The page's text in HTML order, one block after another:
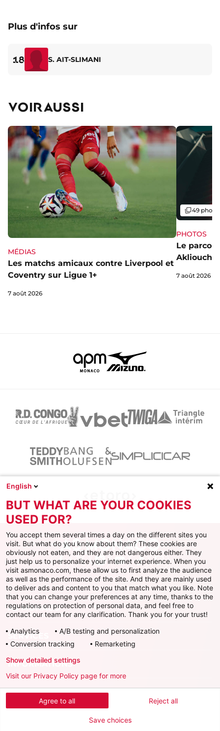
Plus d'infos sur
18 S. AIT-SLIMANI
VOIR AUSSI
MÉDIAS
Les matchs amicaux contre Liverpool et
Coventry sur Ligue 1+
7 août 2026
PHOTOS
Le
Akliouche
Galerie
49
7 août 2026
Facebook
X Instagram
YoutubeTikTokTwitch
AS MONACO
SERVICES
INFORMATIONS
Télécharger l'AS Monaco App
English
BUT WHAT ARE YOUR COOKIES
USED FOR?
You accept them several times a day on the different sites you
visit. But what do you know about them? These cookies are
obviously not eaten, and they are not dangerous either. They
just help us to personalize your internet experience. When you
visit asmonaco.com, these allow us to first analyze the audience
as well as the performance of the site. And they are mainly used
to deliver ads and content to you that match what you like. Note
that you can change your preferences at any time, thanks to the
regulations on protection of personal data, and feel free to
contact our team for any clarification. Thank you for your trust!
Analytics
A/B testing and personalization
Conversion tracking
Remarketing
Agree to all Reject all
Show detailed settings
Visit our Privacy Policy page for more
Save choices